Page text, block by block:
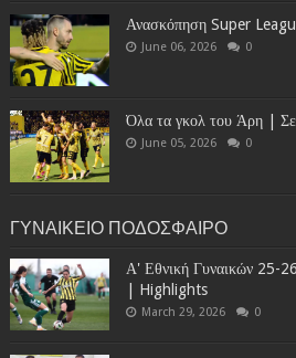
Ανασκόπηση Super
June 06, 2026 0
Όλα τα γκολ του Άρη |
June 05, 2026 0
ΓΥΝΑΙΚΕΙΟ ΠΟΔΟΣΦΑΙΡΟ
Α' Εθνική Γυναικών 25-
| Highlights
March 29, 2026 0